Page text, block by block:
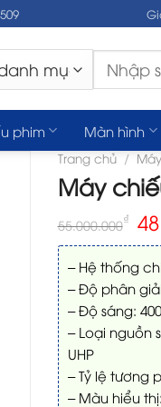
Tìm
kiếm:
phim Màn hình
Trang chủ /
Máy
55.000.000₫
là:
– Hệ thống
– Độ phân
– Độ sáng:
– Loại nguồn
UHP
– Tỷ lệ tương
– Màu hiểu